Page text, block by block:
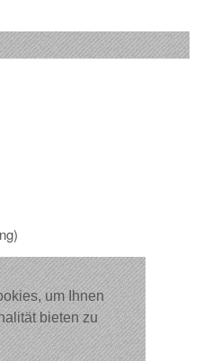
um Ihnen
bieten zu